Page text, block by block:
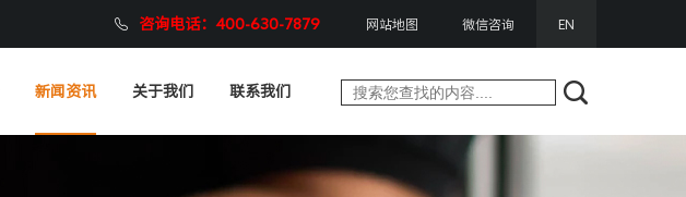
咨询电话：400-630-7879 网站地图 微信咨询 EN
新闻资讯 关于我们 联系我们